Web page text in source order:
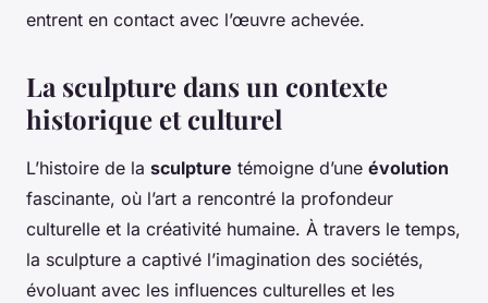
entrent en contact avec l’œuvre achevée.
La sculpture dans un contexte
historique et culturel
L’histoire de la sculpture témoigne d’une évolution
fascinante, où l’art a rencontré la profondeur
culturelle et la créativité humaine. À travers le temps,
la sculpture a captivé l’imagination des sociétés,
évoluant avec les influences culturelles et les